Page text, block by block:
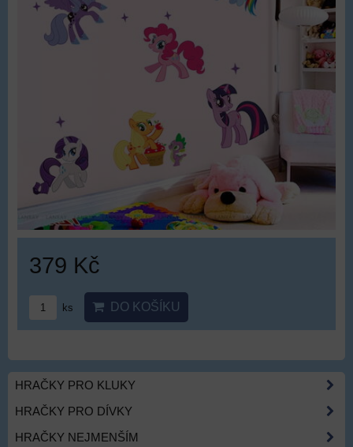
379 Kč
ks DO KOŠÍKU
HRAČKY PRO KLUKY
HRAČKY PRO DÍVKY
HRAČKY NEJMENŠÍM